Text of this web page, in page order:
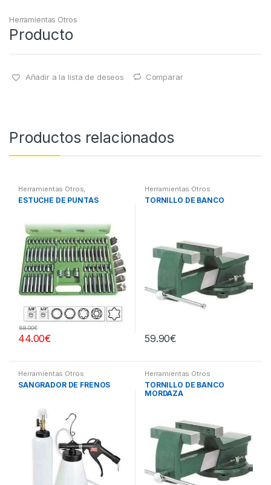
Herramientas Otros
Producto
Añadir a la lista de deseos Comparar
Productos relacionados
Herramientas Otros,
Herramientas De Mano ,
Herramientas De Mano,
otros
ESTUCHE DE PUNTAS
44.00€
68.00€
Herramientas Otros
TORNILLO DE BANCO
59.90€
Herramientas Otros
SANGRADOR DE FRENOS
Herramientas Otros
TORNILLO DE BANCO
MORDAZA